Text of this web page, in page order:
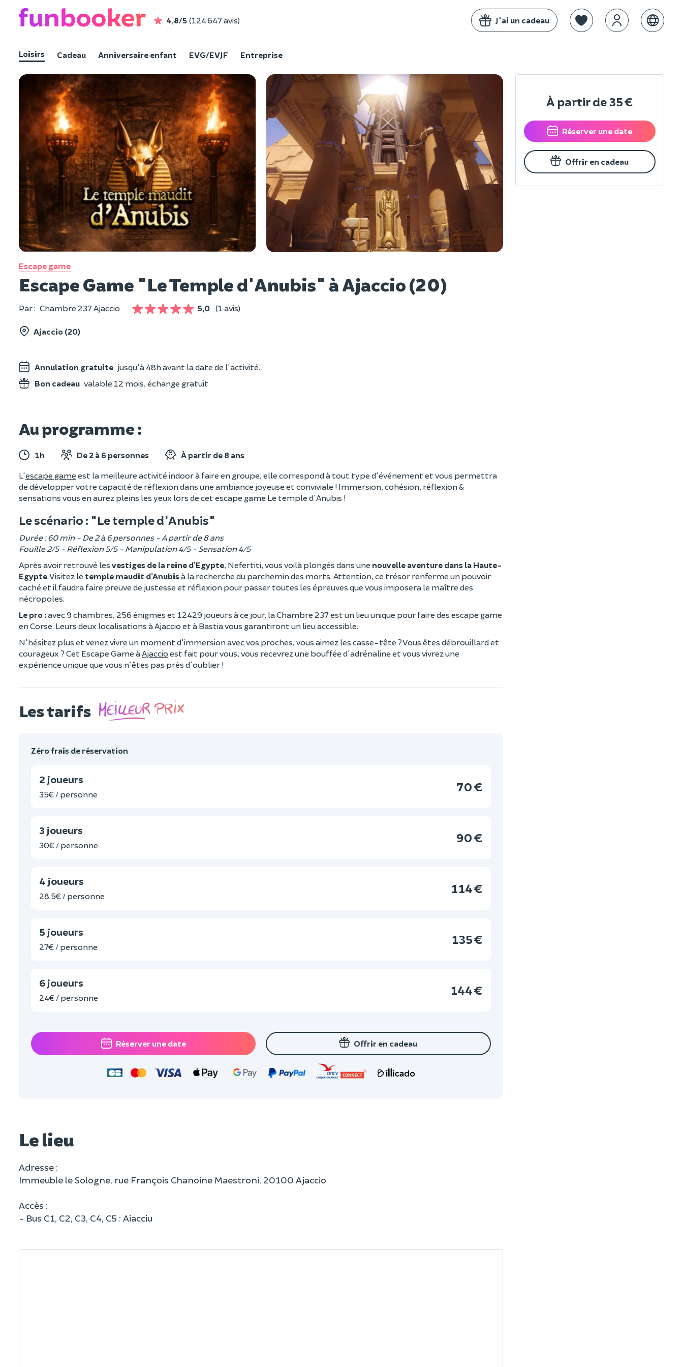
4,8/5 (124 647 avis) J'ai un cadeau
Loisirs Cadeau Anniversaire enfant EVG/EVJF Entreprise
Voir les photos
Escape game
Escape Game "Le Temple d'Anubis" à Ajaccio (20)
Par : Chambre 237 Ajaccio 5,0 (1 avis)
Ajaccio (20)
Annulation gratuite jusqu'à 48h avant la date de l'activité.
Bon cadeau valable 12 mois, échange gratuit
Au programme :
1h De 2 à 6 personnes À partir de 8 ans
L'escape game est la meilleure activité indoor à faire en groupe, elle correspond à tout type d'événement et vous permettra
de développer votre capacité de réflexion dans une ambiance joyeuse et conviviale ! Immersion, cohésion, réflexion &
sensations vous en aurez pleins les yeux lors de cet escape game Le temple d'Anubis !
Le scénario : "Le temple d'Anubis"
Durée : 60 min - De 2 à 6 personnes - A partir de 8 ans
Fouille 2/5 - Réflexion 5/5 - Manipulation 4/5 - Sensation 4/5
Après avoir retrouvé les vestiges de la reine d’Egypte, Nefertiti, vous voilà plongés dans une nouvelle aventure dans la Haute-
Egypte. Visitez le temple maudit d’Anubisà la recherche du parchemin des morts. Attention, ce trésor renferme un pouvoir
caché et il faudra faire preuve de justesse et réflexion pour passer toutes les épreuves que vous imposera le maître des
nécropoles.
Le pro :avec 9 chambres, 256 énigmes et 12429 joueurs à ce jour, la Chambre 237 est un lieu unique pour faire des escape game
en Corse. Leurs deux localisations à Ajaccio et à Bastia vous garantiront un lieu accessible.
N'hésitez plus et venez vivre un moment d'immersion avec vos proches, vous aimez les casse-tête ? Vous êtes débrouillard et
courageux ? Cet Escape Game àAjaccio est fait pour vous, vous recevrez une bouffée d'adrénaline et vous vivrez une
expérience unique que vous n'êtes pas près d'oublier !
Les tarifs
Zéro frais de réservation
2 joueurs
35€ / personne
70 €
3 joueurs
30€ / personne
90 €
4 joueurs
28.5€ / personne
114 €
5 joueurs
27€ / personne
135 €
6 joueurs
24€ / personne
144 €
Réserver une date Offrir en cadeau
Le lieu
Adresse :
Immeuble le Sologne, rue François Chanoine Maestroni, 20100 Ajaccio
Accès :
- Bus C1, C2, C3, C4, C5 : Aiacciu
À partir de 35 €
Réserver une date
Offrir en cadeau